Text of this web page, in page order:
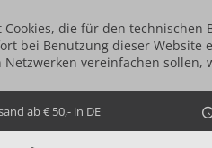
Cookies, die für den
bei Benutzung dieser
Netzwerken vereinfachen
ab € 50,- in DE